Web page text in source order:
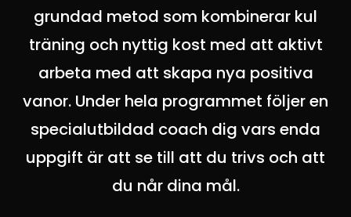
grundad metod som kombinerar kul
träning och nyttig kost med att aktivt
arbeta med att skapa nya positiva
vanor. Under hela programmet följer en
specialutbildad coach dig vars enda
uppgift är att se till att du trivs och att
du når dina mål.